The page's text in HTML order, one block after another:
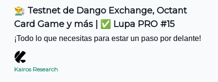
👨‍🌾 Testnet de Dango Exchange, Octant
Card Game y más | ✅ Lupa PRO #15
¡Todo lo que necesitas para estar un paso por delante!
Kairos Research